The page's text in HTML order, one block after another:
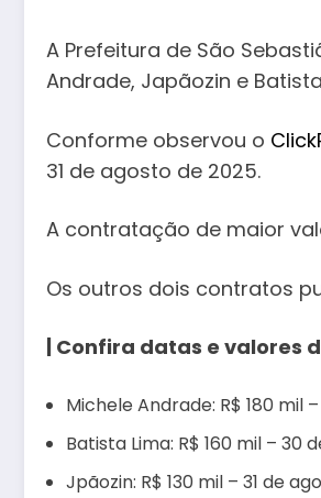
A Prefeitura de São
Andrade, Japãozin e
Conforme observou o
31 de agosto de 2025.
A contratação de maior
Os outros dois contratos
| Confira datas e valores
Michele Andrade: R$ 180 mil
Batista Lima: R$ 160 mil – 30
Jpãozin: R$ 130 mil – 31 de